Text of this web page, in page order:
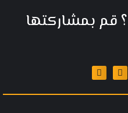
قم بمشاركتها